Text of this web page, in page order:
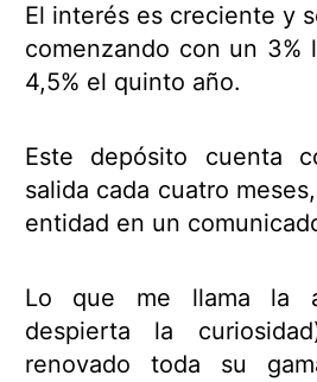
El interés es creciente y
comenzando con un 3%
4,5% el quinto año.
Este depósito cuenta
salida cada cuatro
entidad en un
Lo que me llama la
despierta la
renovado toda su